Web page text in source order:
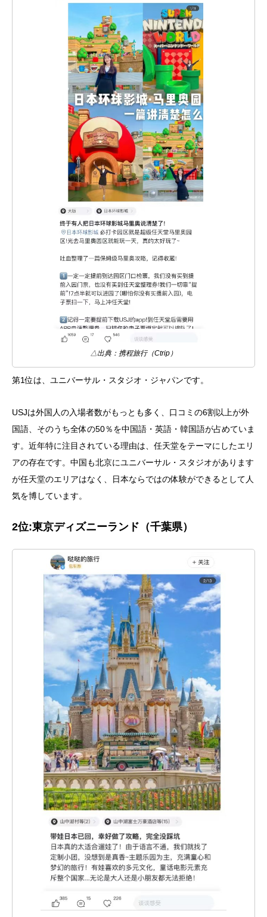
△出典：携程旅行（Ctrip）
第1位は、ユニバーサル・スタジオ・ジャパンです。
USJは外国人の入場者数がもっとも多く、口コミの6割以上が外
国語、そのうち全体の50％を中国語・英語・韓国語が占めていま
す。近年特に注目されている理由は、任天堂をテーマにしたエリ
アの存在です。中国も北京にユニバーサル・スタジオがあります
が任天堂のエリアはなく、日本ならではの体験ができるとして人
気を博しています。
2位:東京ディズニーランド （千葉県）